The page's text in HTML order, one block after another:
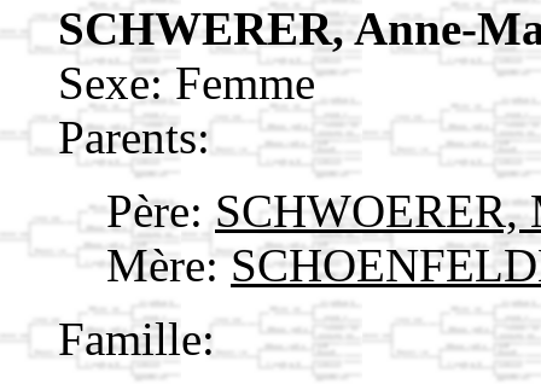
SCHWERER, Anne-
Sexe: Femme
Parents:
Père:
Mère:
Famille: